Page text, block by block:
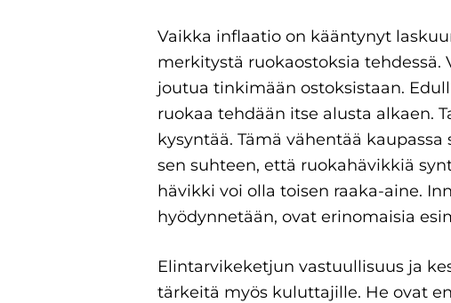
Vaikka inflaatio on kääntynyt
merkitystä ruokaostoksia
joutua tinkimään ostoksistaan.
ruokaa tehdään itse alusta alkaen.
kysyntää. Tämä vähentää
sen suhteen, että ruokahävikkiä
hävikki voi olla toisen raaka-aine.
hyödynnetään, ovat erinomaisia
Elintarvikeketjun vastuullisuus ja
tärkeitä myös kuluttajille. He ovat